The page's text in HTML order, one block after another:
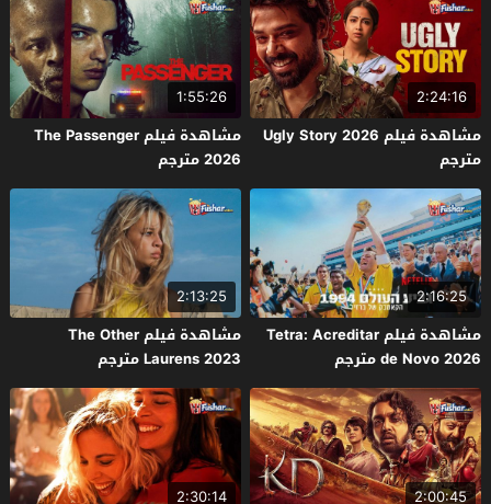
2:24:16
مشاهدة فيلم Ugly Story 2026
مترجم
1:55:26
مشاهدة فيلم The Passenger
2026 مترجم
2:16:25
مشاهدة فيلم Tetra: Acreditar
de Novo 2026 مترجم
2:13:25
مشاهدة فيلم The Other
Laurens 2023 مترجم
2:00:45
2:30:14